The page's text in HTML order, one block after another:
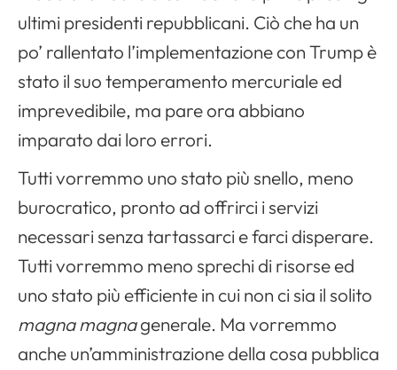
ultimi presidenti repubblicani. Ciò che ha un
po’ rallentato l’implementazione con Trump è
stato il suo temperamento mercuriale ed
imprevedibile, ma pare ora abbiano
imparato dai loro errori.
Tutti vorremmo uno stato più snello, meno
burocratico, pronto ad offrirci i servizi
necessari senza tartassarci e farci disperare.
Tutti vorremmo meno sprechi di risorse ed
uno stato più efficiente in cui non ci sia il solito
magna magnagenerale. Ma vorremmo
anche un’amministrazione della cosa pubblica